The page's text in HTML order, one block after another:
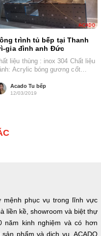
trình tủ bếp tại Thanh
gia đình anh Đức
liệu thùng : inox 304 Chất liệu
Acrylic bóng gương cốt
Acado Tu bếp
12/03/2019
phục vụ trong lĩnh vực
liền kề, showroom và biệt thự
năm kinh nghiệm và có hơn
phẩm và dịch vụ. ACADO